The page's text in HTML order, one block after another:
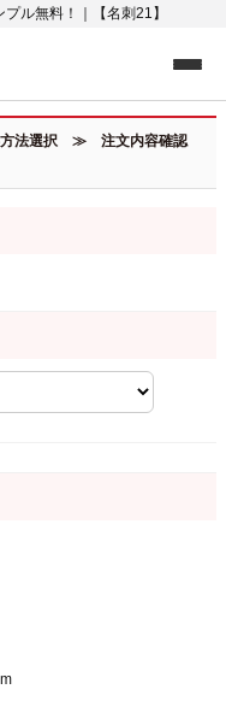
ル無料！｜【名刺21】
法選択 ≫ 注文内容確認